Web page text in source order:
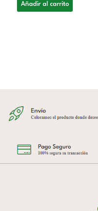
Añadir al carrito